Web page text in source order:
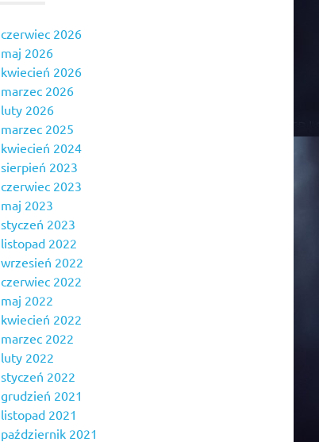
czerwiec 2026
maj 2026
kwiecień 2026
marzec 2026
luty 2026
marzec 2025
kwiecień 2024
sierpień 2023
czerwiec 2023
maj 2023
styczeń 2023
listopad 2022
wrzesień 2022
czerwiec 2022
maj 2022
kwiecień 2022
marzec 2022
luty 2022
styczeń 2022
grudzień 2021
listopad 2021
październik 2021